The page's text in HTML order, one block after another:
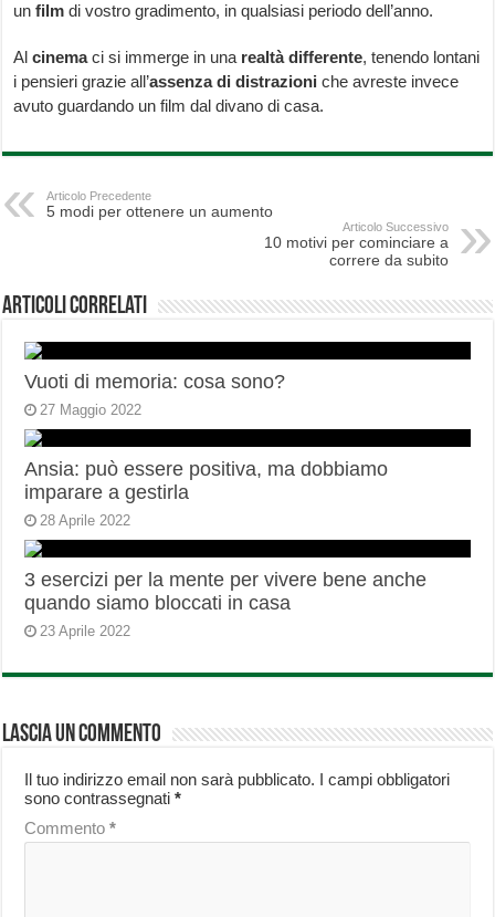
unfilm di vostro gradimento, in qualsiasi periodo dell’anno.
Alcinemaci si immerge in una realtà differente, tenendo lontani
i pensieri grazie all’assenza di distrazioni che avreste invece
avuto guardando un film dal divano di casa.
Articolo Precedente
5 modi per ottenere un aumento
Articolo Successivo
10 motivi per cominciare a
correre da subito
Articoli correlati
Vuoti di memoria: cosa sono?
27 Maggio 2022
Ansia: può essere positiva, ma dobbiamo
imparare a gestirla
28 Aprile 2022
3 esercizi per la mente per vivere bene anche
quando siamo bloccati in casa
23 Aprile 2022
Lascia un commento
Il tuo indirizzo email non sarà pubblicato. I campi obbligatori
sono contrassegnati*
Commento*